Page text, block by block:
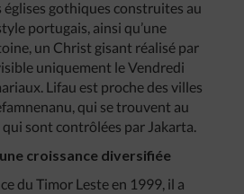
églises gothiques construites au
portugais, ainsi qu’une
un Christ gisant réalisé par
uniquement le Vendredi
Lifau est proche des villes
qui se trouvent au
sont contrôlées par Jakarta.
croissance diversifiée
du Timor Leste en 1999, il a